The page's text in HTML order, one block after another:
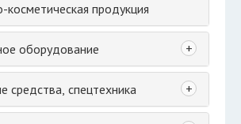
продукция
оборудование +
средства, спецтехника +